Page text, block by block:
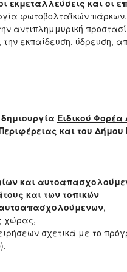
εκμεταλλεύσεις και οι
φωτοβολταϊκών πάρκων.
αντιπλημμυρική
εκπαίδευση, ύδρευση,
δημιουργία Ειδικού Φορέα
και του
και
και των τοπικών
,
χώρας,
σχετικά με το